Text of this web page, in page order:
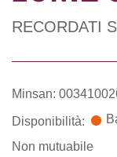
RECORDATI
Minsan:
Disponibilità:
Non mutuabile